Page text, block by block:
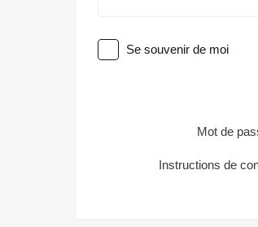
Se souvenir de moi
Mot de
Instructions de